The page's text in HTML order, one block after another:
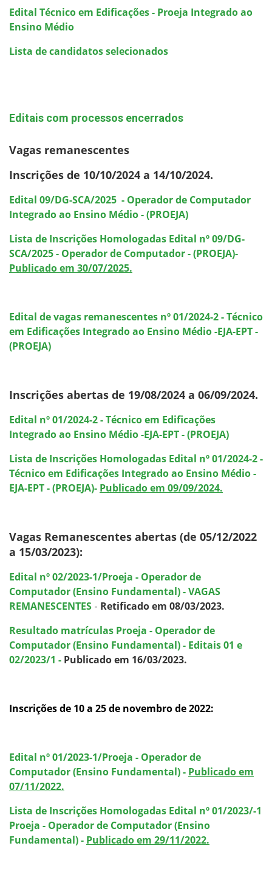
Edital Técnico em Edificações - Proeja Integrado ao
Ensino Médio
Lista de candidatos selecionados
Editais com processos encerrados
Vagas remanescentes
Inscrições de 10/10/2024 a 14/10/2024.
Edital 09/DG-SCA/2025 - Operador de Computador
Integrado ao Ensino Médio - (PROEJA)
Lista de Inscrições Homologadas Edital nº 09/DG-
SCA/2025 - Operador de Computador - (PROEJA)-
Publicado em 30/07/2025.
Edital de vagas remanescentes nº 01/2024-2 - Técnico
em Edificações Integrado ao Ensino Médio -EJA-EPT -
(PROEJA)
Inscrições abertas de 19/08/2024 a 06/09/2024.
Edital nº 01/2024-2 - Técnico em Edificações
Integrado ao Ensino Médio -EJA-EPT - (PROEJA)
Lista de Inscrições Homologadas Edital nº 01/2024-2 -
Técnico em Edificações Integrado ao Ensino Médio -
EJA-EPT - (PROEJA)- Publicado em 09/09/2024.
Vagas Remanescentes abertas (de 05/12/2022
a 15/03/2023):
Edital nº 02/2023-1/Proeja - Operador de
Computador (Ensino Fundamental) - VAGAS
REMANESCENTES - Retificado em 08/03/2023.
Resultado matrículas Proeja - Operador de
Computador (Ensino Fundamental) - Editais 01 e
02/2023/1 - Publicado em 16/03/2023.
Inscrições de 10 a 25 de novembro de 2022:
Edital nº 01/2023-1/Proeja - Operador de
Computador (Ensino Fundamental) - Publicado em
07/11/2022.
Lista de Inscrições Homologadas Edital nº 01/2023/-1
Proeja - Operador de Computador (Ensino
Fundamental) - Publicado em 29/11/2022.